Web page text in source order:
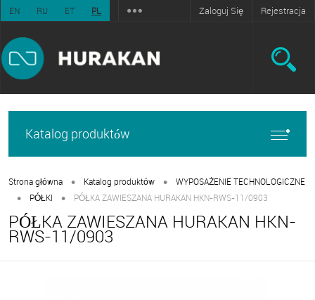
EN RU ET PL Zaloguj Się Rejestracja
Katalog produktów
Strona główna • Katalog produktów • WYPOSAŻENIE TECHNOLOGICZNE
• PÓŁKI • PÓŁKA ZAWIESZANA HURAKAN HKN-RWS-11/0903
PÓŁKA ZAWIESZANA HURAKAN HKN-
RWS-11/0903